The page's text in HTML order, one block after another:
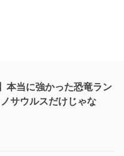
本当に強かった恐竜ラン
サウルスだけじゃな